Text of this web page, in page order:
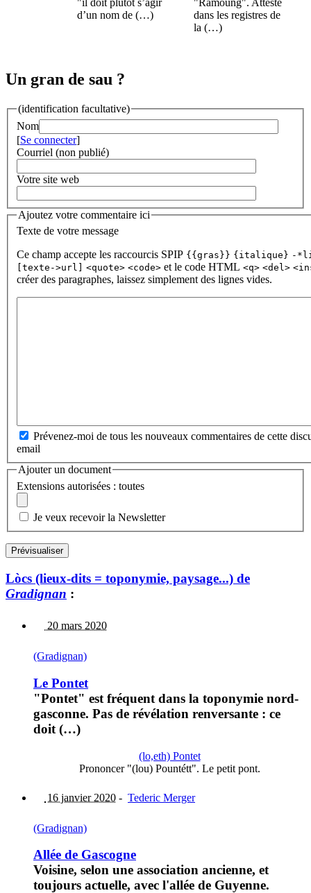
"il doit plutôt s’agir
d’un nom de (…)
"Ramoung". Attesté
dans les registres de
la (…)
Un gran de sau ?
(identification facultative)
Nom
[Se connecter]
Courriel (non publié)
Votre site web
Ajoutez votre commentaire ici
Texte de votre message
Ce champ accepte les raccourcis SPIP {{gras}} {italique} -
[texte->url]
<quote> <code> et le code HTML <q> <del>
créer des paragraphes, laissez simplement des lignes vides.
Prévenez-moi de tous les nouveaux commentaires de cette
email
Ajouter un document
Extensions autorisées : toutes
Je veux recevoir la Newsletter
Lòcs (lieux-dits = toponymie, paysage...) de
Gradignan :
20 mars 2020
(Gradignan)
Le Pontet
"Pontet" est fréquent dans la toponymie nord-
gasconne. Pas de révélation renversante : ce
doit (…)
(lo,eth) Pontet
Prononcer "(lou) Pountétt". Le petit pont.
16 janvier 2020 - Tederic Merger
(Gradignan)
Allée de Gascogne
Voisine, selon une association ancienne, et
toujours actuelle, avec l'allée de Guyenne.